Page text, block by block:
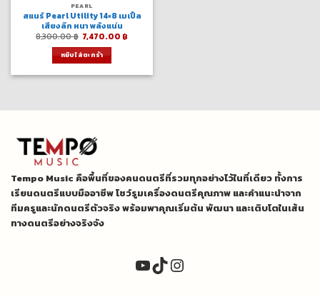
PEARL
สแนร์ Pearl Utility 14×8 เมเปิ้ล
เสียงลึก หนา พลังแน่น
8,300.00฿ Original
price
was:
8,300.00 ฿.
7,470.00 ฿
หยิบใส่ตะกร้า
Tempo Music คือพื้นที่ของคนดนตรีที่รวมทุกอย่างไว้ในที่เดียว ทั้งการ
เรียนดนตรีแบบมืออาชีพ โชว์รูมเครื่องดนตรีคุณภาพ และคำแนะนำจาก
ทีมครูและนักดนตรีตัวจริง พร้อมพาคุณเริ่มต้น พัฒนา และเติบโตในเส้น
ทางดนตรีอย่างจริงจัง
YouTube
TikTok
Instagram